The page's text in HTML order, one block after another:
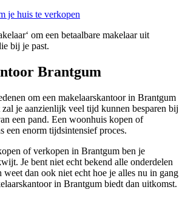
je huis te verkopen
om een betaalbare makelaar uit
bij je past.
Brantgum
om een makelaarskantoor in Brantgum
je aanzienlijk veel tijd kunnen besparen bij
een pand. Een woonhuis kopen of
een enorm tijdsintensief proces.
of verkopen in Brantgum ben je
Je bent niet echt bekend alle onderdelen
weet dan ook niet echt hoe je alles nu in gang
in Brantgum biedt dan uitkomst.